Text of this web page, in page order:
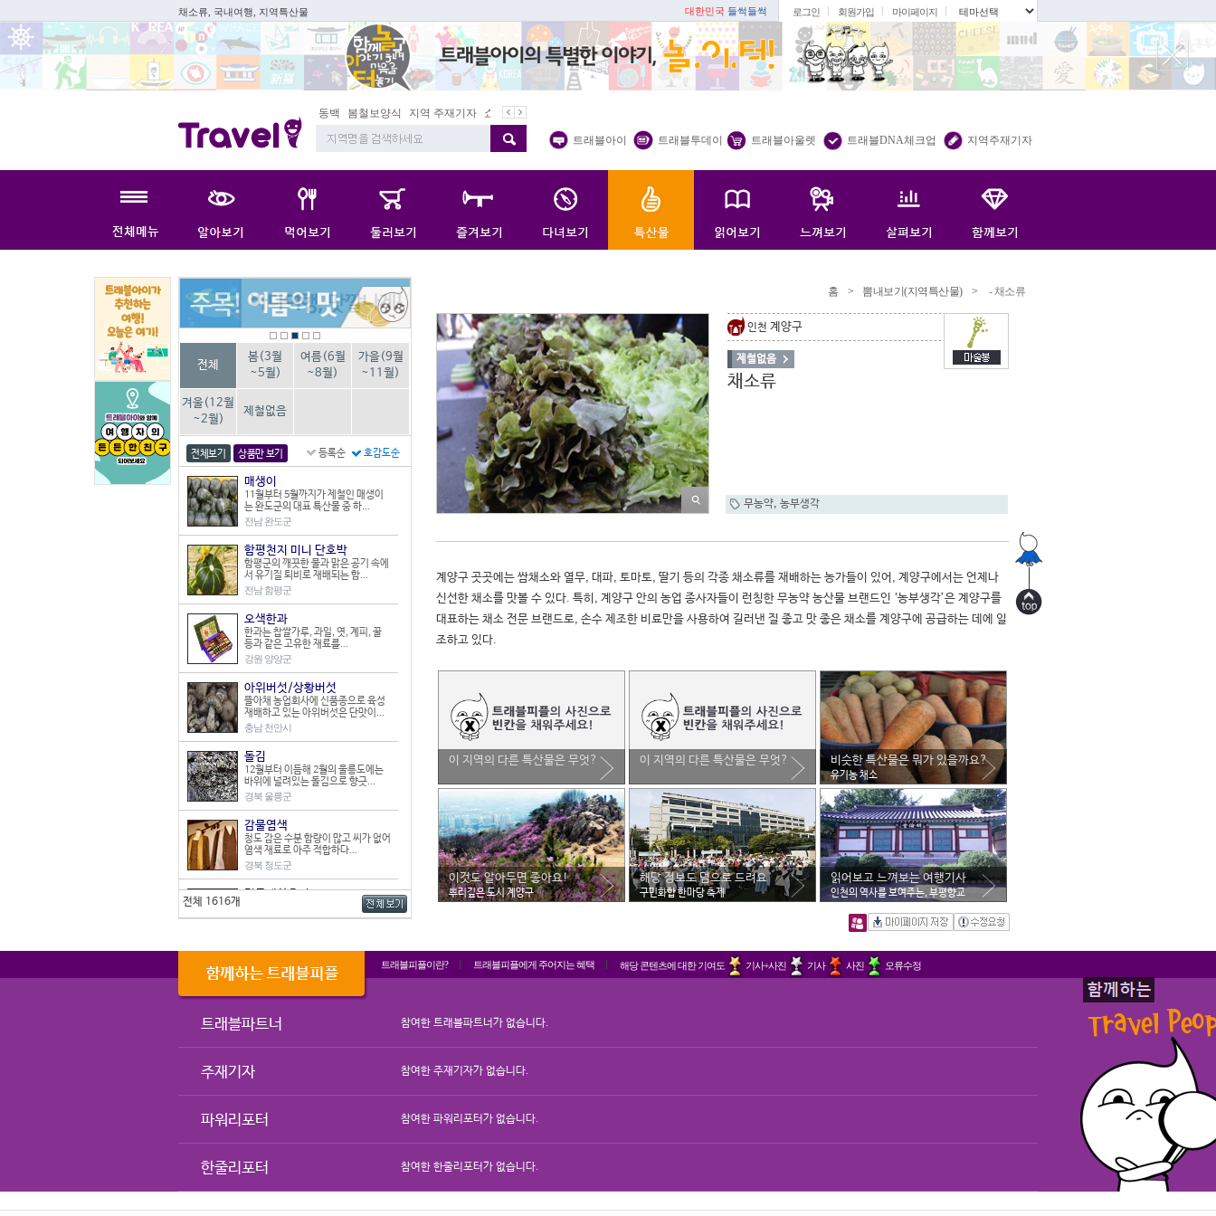
채소류, 국내여행, 지역특산물 대한민국 들썩들썩 로그인 회원가입 마이페이지
동백 봄철보양식 지역 주재기자 쇼 미 더 트래블아이
트래블아이 트래블투데이 트래블아울렛 트래블DNA체크업 지역주재기자
전체
봄(3월
~5월)
여름(6월
~8월)
가을(9월
~11월)
겨울(12월
~2월)
제철없음
등록순 호감도순
전체보기 상품만 보기
매생이
11월부터 5월까지가 제철인 매생이
는 완도군의 대표 특산물 중 하...
전남 완도군
함평천지 미니 단호박
함평군의 깨끗한 물과 맑은 공기 속에
서 유기질 퇴비로 재배되는 함...
전남 함평군
오색한과
한과는 찹쌀가루, 과일, 엿, 계피, 꿀
등과 같은 고유한 재료를...
강원 양양군
아위버섯/상황버섯
뜰아채 농업회사에 신품종으로 육성
재배하고 있는 아위버섯은 단맛이...
충남 천안시
돌김
12월부터 이듬해 2월의 울릉도에는
바위에 널려있는 돌김으로 향긋...
경북 울릉군
감물염색
청도 감은 수분 함량이 많고 씨가 없어
염색 재료로 아주 적합하다...
경북 청도군
전통예산옹기
전통예산용기는 3대에 걸쳐 100년을
넘게 만들어온 전통옹기이다....
상추
부산광역시 강서구에서 재배한 맥도
부산 강서구
반건시
반만 말려서 겉은 곶감 같고 속은 홍시
경북 상주시
생후 5~6개월령 송아지를 유혈거세
하여 근육조직이 가늘고 섬세하고...
전통장
아 믿을 수 있는 천연식품으로...
강원 횡성군
전체 1616개
홈 > 뽐내보기(지역특산물) > - 채소류
인천 계양구
제철없음
채소류
무농약, 농부생각
계양구 곳곳에는 쌈채소와 열무, 대파, 토마토, 딸기 등의 각종 채소류를 재배하는 농가들이 있어, 계양구에서는 언제나
신선한 채소를 맛볼 수 있다. 특히, 계양구 안의 농업 종사자들이 런칭한 무농약 농산물 브랜드인 ‘농부생각’은 계양구를
대표하는 채소 전문 브랜드로, 손수 제조한 비료만을 사용하여 길러낸 질 좋고 맛 좋은 채소를 계양구에 공급하는 데에 일
조하고 있다.
이 지역의 다른 특산물은 무엇? 이 지역의 다른 특산물은 무엇? 비슷한 특산물은 뭐가 있을까요?
유기농 채소
이것도 알아두면 좋아요!
뿌리깊은 도시 계양구
해당 정보도 덤으로 드려요
구민화합 한마당 축제
읽어보고 느껴보는 여행기사
인천의 역사를 보여주는, 부평향교
트래블피플이란? 트래블피플에게 주어지는 혜택 해당 콘텐츠에 대한 기여도 기사+사진 기사 사진 오류수정
트래블파트너 참여한 트래블파트너가 없습니다.
주재기자 참여한 주재기자가 없습니다.
파워리포터 참여한 파워리포터가 없습니다.
한줄리포터 참여한 한줄리포터가 없습니다.